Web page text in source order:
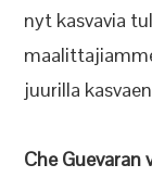
nyt kasvavia
juurilla
Che Guevaran